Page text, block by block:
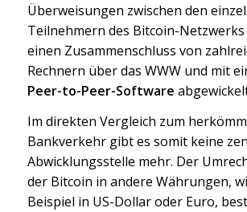
Überweisungen zwischen den
Teilnehmern des Bitcoin-
einen Zusammenschluss von
Rechnern über das WWW und mit
Peer-to-Peer-Software
Im direkten Vergleich zum
Bankverkehr gibt es somit keine
Abwicklungsstelle mehr. Der
der Bitcoin in andere Währungen,
Beispiel in US-Dollar oder Euro,